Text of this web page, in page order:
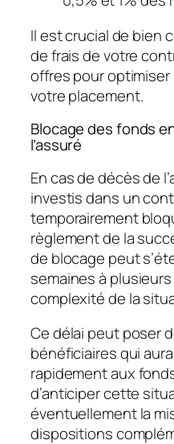
Il est crucial de bien
de frais de votre
offres pour
votre placement.
Blocage des fonds
l’assuré
En cas de décès de
investis dans un
temporairement
règlement de la
de blocage peut
semaines à
complexité de la
Ce délai peut poser
bénéficiaires qui
rapidement aux
d’anticiper cette
éventuellement la
dispositions